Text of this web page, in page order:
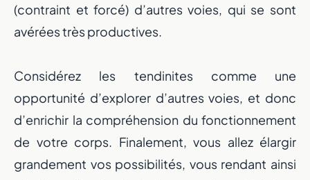
(contraint et forcé) d’autres voies, qui se sont
avérées très productives.
Considérez les tendinites comme une
opportunité d’explorer d’autres voies, et donc
d’enrichir la compréhension du fonctionnement
de votre corps. Finalement, vous allez élargir
grandement vos possibilités, vous rendant ainsi